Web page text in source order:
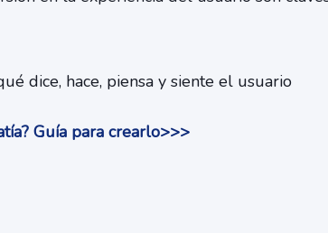
dice, hace, piensa y siente el usuario
Guía para crearlo>>>